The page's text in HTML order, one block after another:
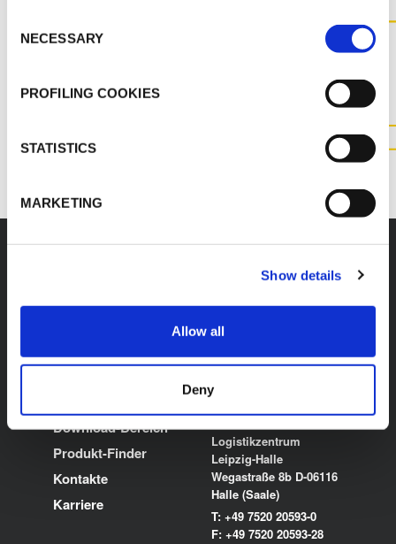
Selection
NECESSARY
PROFILING COOKIES
STATISTICS
MARKETING
Show details
Allow all
Deny
KONTAKTIEREN SIE UNS FÜR
ZU DIESEM PRODUKT
Download-Bereich
Produkt-Finder
Kontakte
Karriere
GmbH
Birkenstraße 6/1 D-
Rotheidlen
Logistikzentrum
Leipzig-Halle
Wegastraße 8b D-06116
Halle (Saale)
T: +49 7520 20593-0
F: +49 7520 20593-28